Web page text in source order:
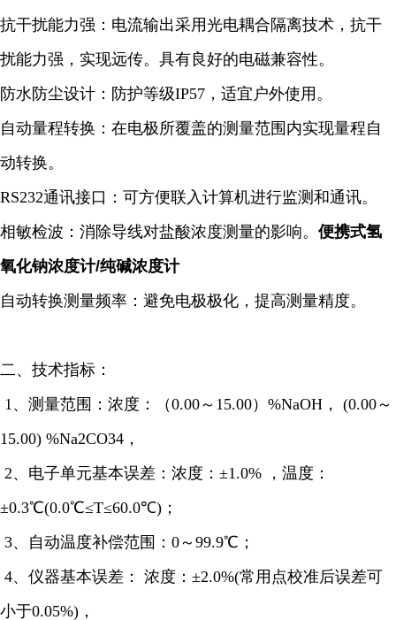
抗干扰能力强：电流输出采用光电耦合隔离技术，抗干
扰能力强，实现远传。具有良好的电磁兼容性。
防水防尘设计：防护等级IP57，适宜户外使用。
自动量程转换：在电极所覆盖的测量范围内实现量程自
动转换。
RS232通讯接口：可方便联入计算机进行监测和通讯。
相敏检波：消除导线对盐酸浓度测量的影响。 便携式氢
氧化钠浓度计/纯碱浓度计
自动转换测量频率：避免电极极化，提高测量精度。
二、技术指标：
1、测量范围：浓度：（0.00～15.00）%NaOH， (0.00～
15.00) %Na2CO34，
2、电子单元基本误差：浓度：±1.0% ，温度：
±0.3℃(0.0℃≤T≤60.0℃)；
3、自动温度补偿范围：0～99.9℃；
4、仪器基本误差： 浓度：±2.0%(常用点校准后误差可
小于0.05%)，